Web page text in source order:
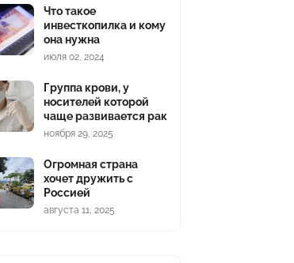
Что такое
инвесткопилка и кому
она нужна
июля 02, 2024
Группа крови, у
носителей которой
чаще развивается рак
ноября 29, 2025
Огромная страна
хочет дружить с
Россией
августа 11, 2025